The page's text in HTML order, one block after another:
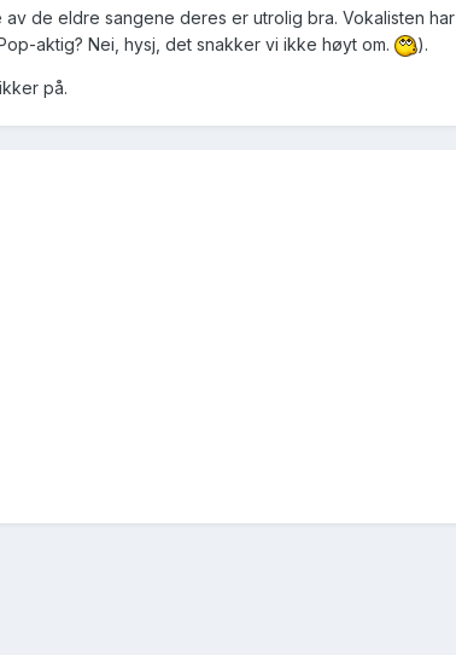
de eldre sangene deres er utrolig bra. Vokalisten har
aktig? Nei, hysj, det snakker vi ikke høyt om.
).
på.